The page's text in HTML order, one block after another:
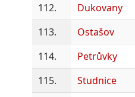
112.
Dukovany
113.
Ostašov
114.
Petrůvky
115.
Studnice